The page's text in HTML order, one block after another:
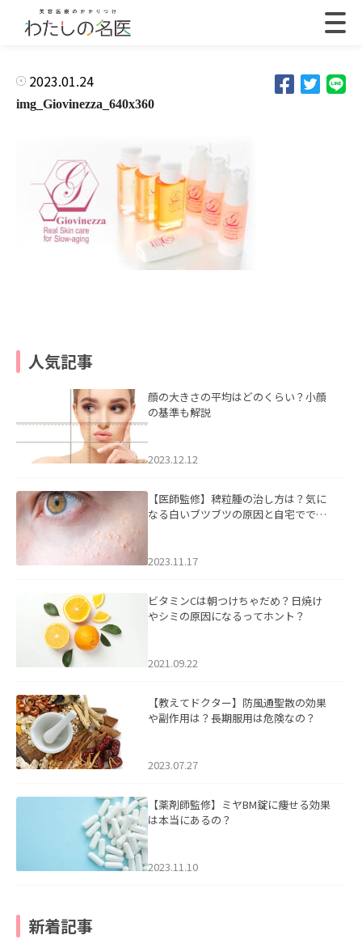
2023.01.24
img_Giovinezza_640x360
人気記事
顔の大きさの平均はどのくらい？小顔
の基準も解説
2023.12.12
【医師監修】稗粒腫の治し方は？気に
なる白いブツブツの原因と自宅ででき
2023.11.17
ビタミンCは朝つけちゃだめ？日焼け
やシミの原因になるってホント？
2021.09.22
【教えてドクター】防風通聖散の効果
や副作用は？長期服用は危険なの？
2023.07.27
【薬剤師監修】ミヤBM錠に痩せる効果
は本当にあるの？
2023.11.10
新着記事